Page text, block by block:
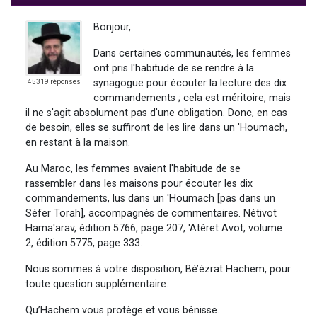
45319 réponses
Bonjour,
Dans certaines communautés, les femmes
ont pris l'habitude de se rendre à la
synagogue pour écouter la lecture des dix
commandements ; cela est méritoire, mais
il ne s'agit absolument pas d'une obligation. Donc, en cas
de besoin, elles se suffiront de les lire dans un 'Houmach,
en restant à la maison.
Au Maroc, les femmes avaient l'habitude de se
rassembler dans les maisons pour écouter les dix
commandements, lus dans un 'Houmach [pas dans un
Séfer Torah], accompagnés de commentaires. Nétivot
Hama'arav, édition 5766, page 207, 'Atéret Avot, volume
2, édition 5775, page 333.
Nous sommes à votre disposition, Bé’ézrat Hachem, pour
toute question supplémentaire.
Qu’Hachem vous protège et vous bénisse.